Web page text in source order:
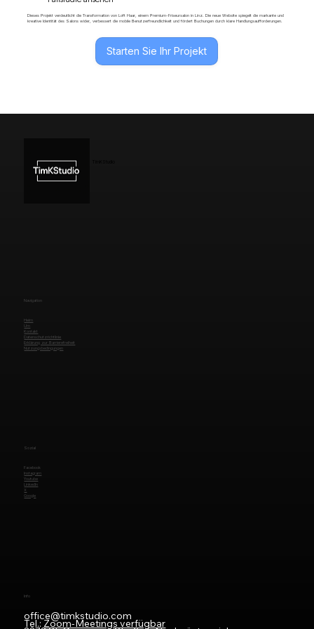
Dieses Projekt verdeutlicht die Transformation von Loft Haar, einem Premium-Friseursalon in Linz. Die neue Website spiegelt die markante und
kreative Identität des Salons wider, verbessert die mobile Benutzerfreundlichkeit und fördert Buchungen durch klare Handlungsaufforderungen.
Starten Sie Ihr Projekt
Navigation
Heim
Um
Kontakt
Datenschutzrichtlinie
Erklärung zur Barrierefreiheit
Nutzungsbedingungen
Sozial
Facebook
Instagram
Youtube
LinkedIn
X
Google
Info
office@timkstudio.com
Tel.:Zoom-Meetings verfügbar